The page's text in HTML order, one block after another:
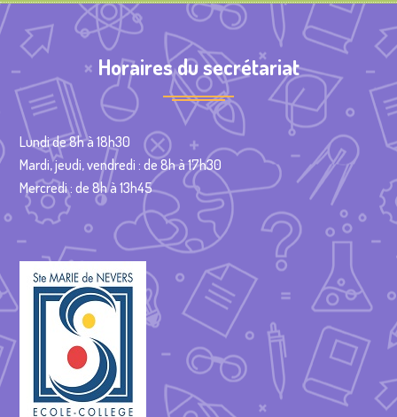
Horaires du secrétariat
Lundi de 8h à 18h30
Mardi, jeudi, vendredi : de 8h à 17h30
Mercredi : de 8h à 13h45